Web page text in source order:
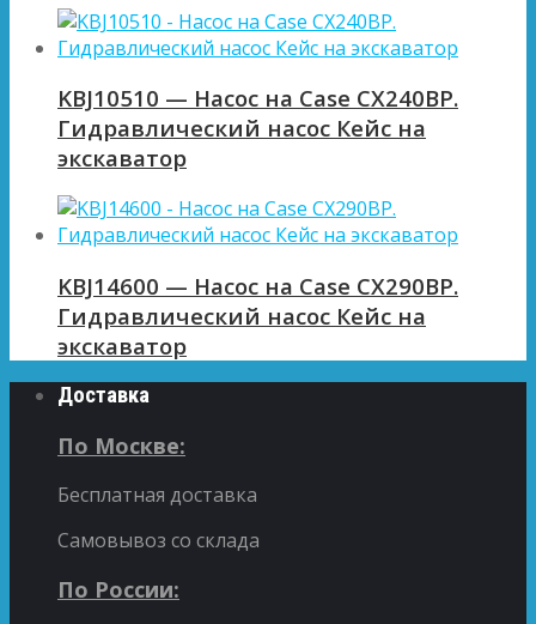
KBJ10510 — Насос на Case CX240BP.
Гидравлический насос Кейс на
экскаватор
KBJ14600 — Насос на Case CX290BP.
Гидравлический насос Кейс на
экскаватор
Доставка
По Москве:
Бесплатная доставка
Самовывоз со склада
По России: